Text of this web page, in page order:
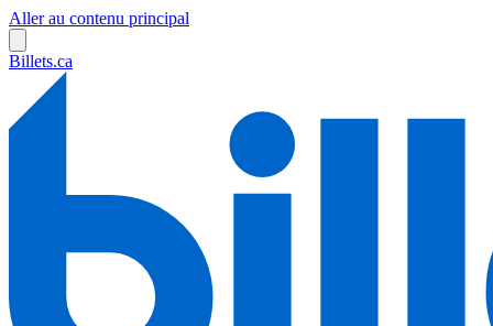
Aller au contenu principal
Billets.ca